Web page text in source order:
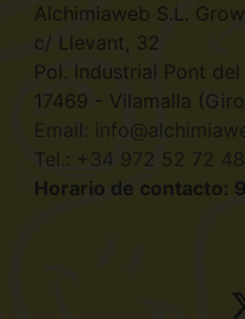
Alchimiaweb S.L.
c/ Llevant, 32
Pol. Industrial Pont
17469 - Vilamalla
Email:
Tel.: +34 972 52 72 48
Horario de contacto: